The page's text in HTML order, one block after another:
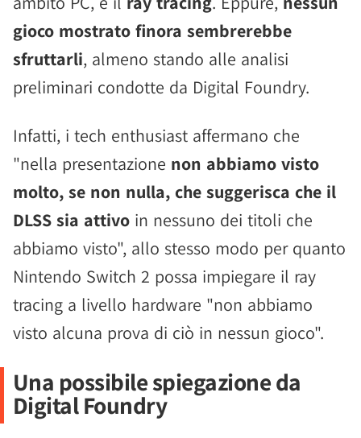
gioco mostrato finora sembrerebbe
sfruttarli, almeno stando alle analisi
preliminari condotte da Digital Foundry.
Infatti, i tech enthusiast affermano che
"nella presentazione non abbiamo visto
molto, se non nulla, che suggerisca che il
DLSS sia attivo in nessuno dei titoli che
abbiamo visto", allo stesso modo per quanto
Nintendo Switch 2 possa impiegare il ray
tracing a livello hardware "non abbiamo
visto alcuna prova di ciò in nessun gioco".
Una possibile spiegazione da
Digital Foundry